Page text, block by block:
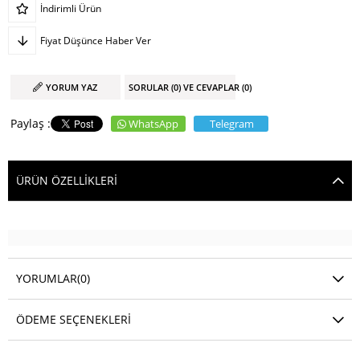
İndirimli Ürün
Fiyat Düşünce Haber Ver
YORUM YAZ SORULAR (0) VE CEVAPLAR (0)
WhatsApp Telegram
ÜRÜN ÖZELLIKLERI
YORUMLAR(0)
ÖDEME SEÇENEKLERI